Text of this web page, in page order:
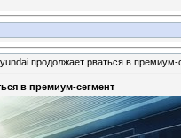
продолжает рваться в премиум-
в премиум-сегмент